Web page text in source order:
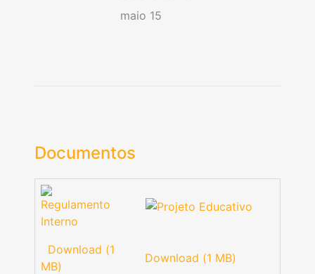
maio 15
Documentos
Download (1
MB)
Download (1 MB)